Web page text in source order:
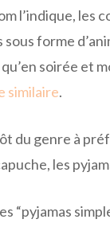
l’indique,
forme
soirée et
similaire.
du genre à
les
“pyjamas